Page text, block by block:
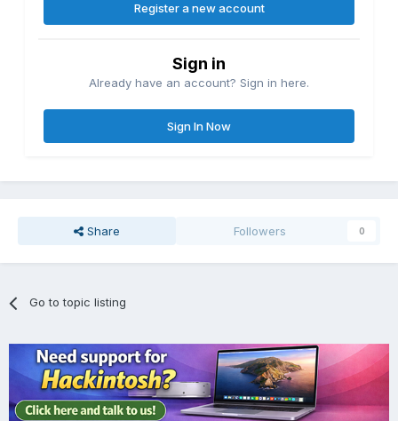
Register a new account
Sign in
Already have an account? Sign in here.
Sign In Now
Share Followers 0
Go to topic listing